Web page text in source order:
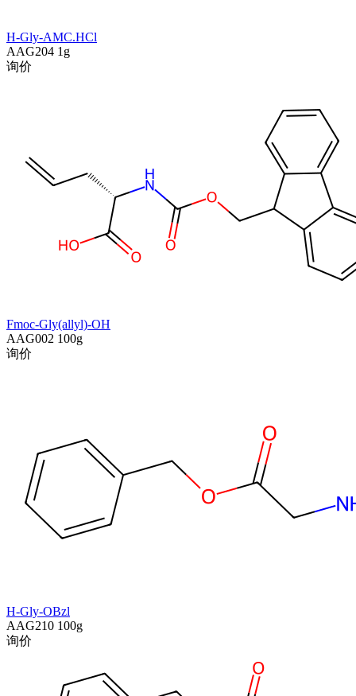
H-Gly-AMC.HCl
AAG204 1g
询价
Fmoc-Gly(allyl)-OH
AAG002 100g
询价
H-Gly-OBzl
AAG210 100g
询价